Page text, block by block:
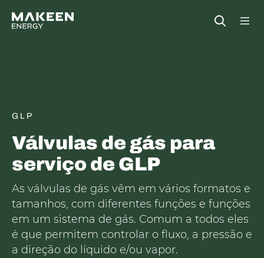
Open
GLP
Válvulas de gás para
serviço de GLP
As válvulas de gás vêm em vários formatos e
tamanhos, com diferentes funções e funções
em um sistema de gás. Comum a todos eles
é que permitem controlar o fluxo, a pressão e
a direção do líquido e/ou vapor.